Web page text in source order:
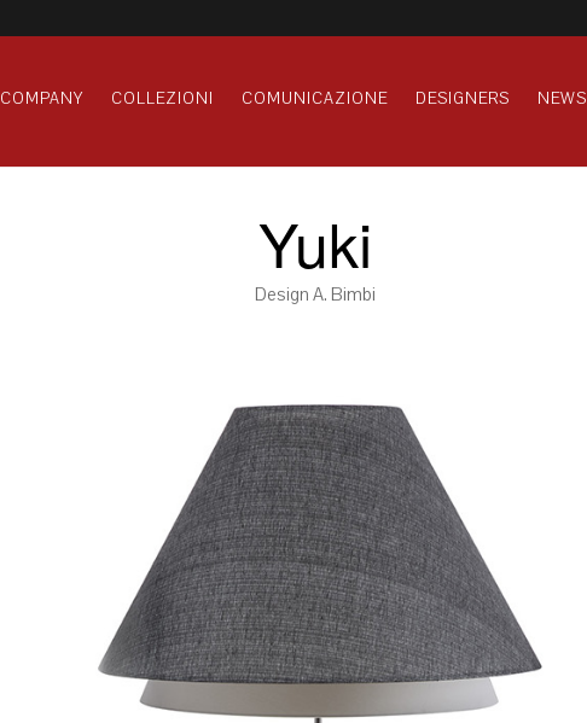
COMPANY COLLEZIONI COMUNICAZIONE DESIGNERS NEWS
Yuki
Design A. Bimbi